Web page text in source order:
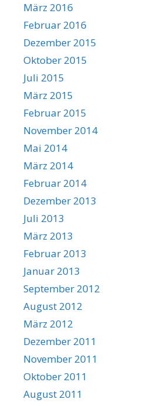
März 2016
Februar 2016
Dezember 2015
Oktober 2015
Juli 2015
März 2015
Februar 2015
November 2014
Mai 2014
März 2014
Februar 2014
Dezember 2013
Juli 2013
März 2013
Februar 2013
Januar 2013
September 2012
August 2012
März 2012
Dezember 2011
November 2011
Oktober 2011
August 2011